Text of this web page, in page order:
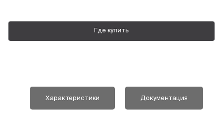
Где купить
Характеристики Документация